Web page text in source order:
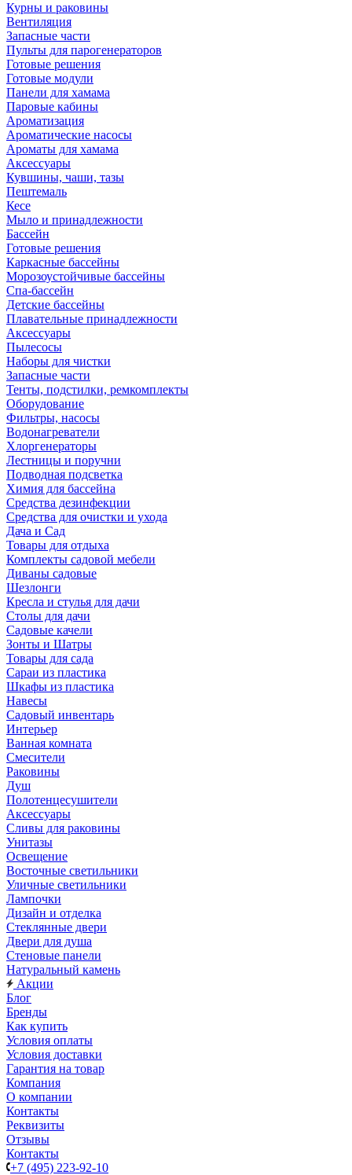
Курны и раковины
Вентиляция
Запасные части
Пульты для парогенераторов
Готовые решения
Готовые модули
Панели для хамама
Паровые кабины
Ароматизация
Ароматические насосы
Ароматы для хамама
Аксессуары
Кувшины, чаши, тазы
Пештемаль
Кесе
Мыло и принадлежности
Бассейн
Готовые решения
Каркасные бассейны
Морозоустойчивые бассейны
Спа-бассейн
Детские бассейны
Плавательные принадлежности
Аксессуары
Пылесосы
Наборы для чистки
Запасные части
Тенты, подстилки, ремкомплекты
Оборудование
Фильтры, насосы
Водонагреватели
Хлоргенераторы
Лестницы и поручни
Подводная подсветка
Химия для бассейна
Средства дезинфекции
Средства для очистки и ухода
Дача и Сад
Товары для отдыха
Комплекты садовой мебели
Диваны садовые
Шезлонги
Кресла и стулья для дачи
Столы для дачи
Садовые качели
Зонты и Шатры
Товары для сада
Сараи из пластика
Шкафы из пластика
Навесы
Садовый инвентарь
Интерьер
Ванная комната
Смесители
Раковины
Душ
Полотенцесушители
Аксессуары
Сливы для раковины
Унитазы
Освещение
Восточные светильники
Уличные светильники
Лампочки
Дизайн и отделка
Стеклянные двери
Двери для душа
Стеновые панели
Натуральный камень
Акции
Блог
Бренды
Как купить
Условия оплаты
Условия доставки
Гарантия на товар
Компания
О компании
Контакты
Реквизиты
Отзывы
Контакты
+7 (495) 223-92-10